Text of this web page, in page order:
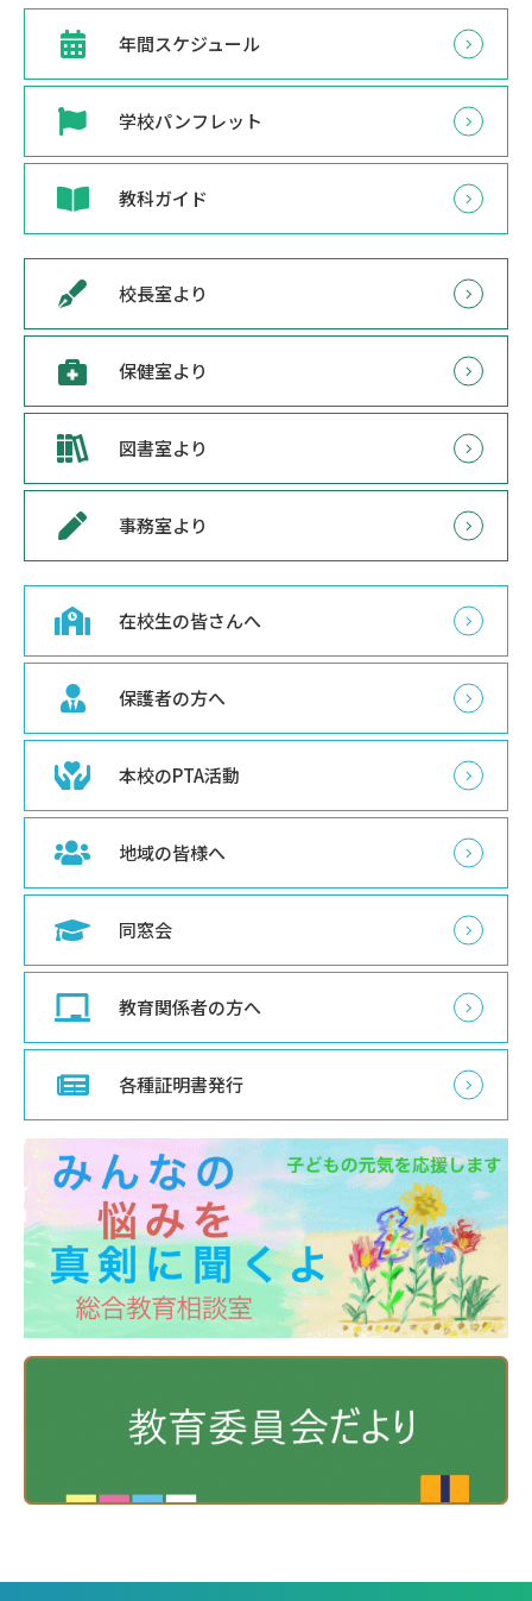
年間スケジュール
学校パンフレット
教科ガイド
校長室より
保健室より
図書室より
事務室より
在校生の皆さんへ
保護者の方へ
本校のPTA活動
地域の皆様へ
同窓会
教育関係者の方へ
各種証明書発行